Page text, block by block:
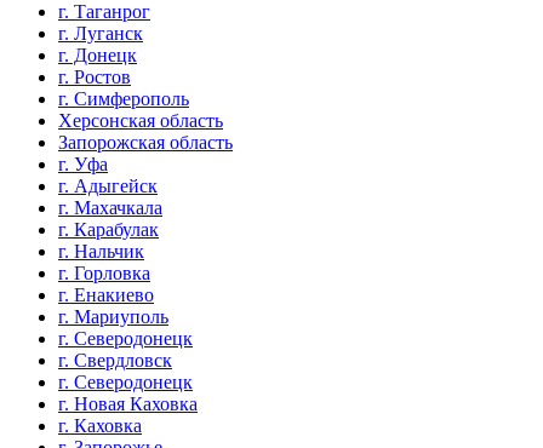
г. Таганрог
г. Луганск
г. Донецк
г. Ростов
г. Симферополь
Херсонская область
Запорожская область
г. Уфа
г. Адыгейск
г. Махачкала
г. Карабулак
г. Нальчик
г. Горловка
г. Енакиево
г. Мариуполь
г. Северодонецк
г. Свердловск
г. Северодонецк
г. Новая Каховка
г. Каховка